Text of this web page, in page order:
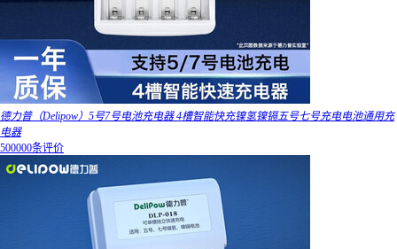
德力普（Delipow）5号7号电池充电器 4槽智能快充镍氢镍镉五号七号充电电池通用充
电器
500000条评价